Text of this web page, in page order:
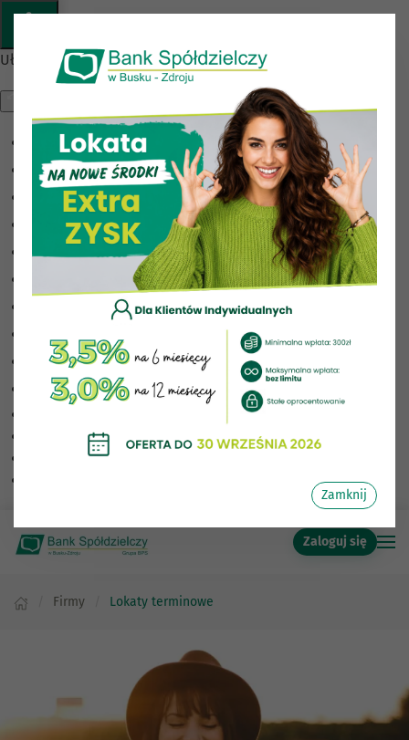
Ułatwienia dostępu
Odwróć kolory
Monochromatyczny
Ciemny kontrast
Jasny kontrast
Niskie nasycenie
Wysokie nasycenie
Zaznacz linki
Czytnik ekranu
Tryb czytania
100
Wysokość linii
Zaloguj się
Firmy Lokaty terminowe
Zamknij